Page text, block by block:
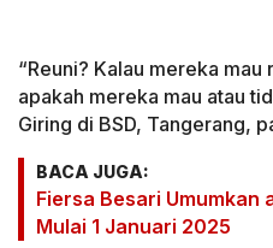
“Reuni? Kalau mereka
apakah mereka mau atau
Giring di BSD, Tangerang,
BACA JUGA:
Fiersa Besari Umumkan
Mulai 1 Januari 2025